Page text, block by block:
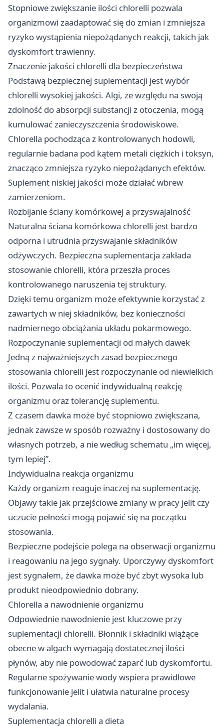
Stopniowe zwiększanie ilości chlorelli pozwala
organizmowi zaadaptować się do zmian i zmniejsza
ryzyko wystąpienia niepożądanych reakcji, takich jak
dyskomfort trawienny.
Znaczenie jakości chlorelli dla bezpieczeństwa
Podstawą bezpiecznej suplementacji jest wybór
chlorelli wysokiej jakości. Algi, ze względu na swoją
zdolność do absorpcji substancji z otoczenia, mogą
kumulować zanieczyszczenia środowiskowe.
Chlorella pochodząca z kontrolowanych hodowli,
regularnie badana pod kątem metali ciężkich i toksyn,
znacząco zmniejsza ryzyko niepożądanych efektów.
Suplement niskiej jakości może działać wbrew
zamierzeniom.
Rozbijanie ściany komórkowej a przyswajalność
Naturalna ściana komórkowa chlorelli jest bardzo
odporna i utrudnia przyswajanie składników
odżywczych. Bezpieczna suplementacja zakłada
stosowanie chlorelli, która przeszła proces
kontrolowanego naruszenia tej struktury.
Dzięki temu organizm może efektywnie korzystać z
zawartych w niej składników, bez konieczności
nadmiernego obciążania układu pokarmowego.
Rozpoczynanie suplementacji od małych dawek
Jedną z najważniejszych zasad bezpiecznego
stosowania chlorelli jest rozpoczynanie od niewielkich
ilości. Pozwala to ocenić indywidualną reakcję
organizmu oraz tolerancję suplementu.
Z czasem dawka może być stopniowo zwiększana,
jednak zawsze w sposób rozważny i dostosowany do
własnych potrzeb, a nie według schematu „im więcej,
tym lepiej”.
Indywidualna reakcja organizmu
Każdy organizm reaguje inaczej na suplementację.
Objawy takie jak przejściowe zmiany w pracy jelit czy
uczucie pełności mogą pojawić się na początku
stosowania.
Bezpieczne podejście polega na obserwacji organizmu
i reagowaniu na jego sygnały. Uporczywy dyskomfort
jest sygnałem, że dawka może być zbyt wysoka lub
produkt nieodpowiednio dobrany.
Chlorella a nawodnienie organizmu
Odpowiednie nawodnienie jest kluczowe przy
suplementacji chlorelli. Błonnik i składniki wiążące
obecne w algach wymagają dostatecznej ilości
płynów, aby nie powodować zaparć lub dyskomfortu.
Regularne spożywanie wody wspiera prawidłowe
funkcjonowanie jelit i ułatwia naturalne procesy
wydalania.
Suplementacja chlorelli a dieta